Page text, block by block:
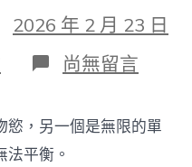
2026 年 2 月 23 日
在
〈鼎
JIUYI
俱
意
尚無留言
慾，另一個是無限的單
平衡。